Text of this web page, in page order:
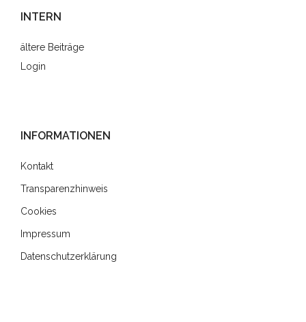
INTERN
ältere Beiträge
Login
INFORMATIONEN
Kontakt
Transparenzhinweis
Cookies
Impressum
Datenschutzerklärung